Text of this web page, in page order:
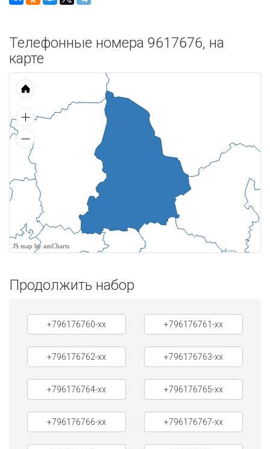
Телефонные номера 9617676, на
карте
JS map by amCharts
Продолжить набор
+796176760-xx +796176761-xx
+796176762-xx +796176763-xx
+796176764-xx +796176765-xx
+796176766-xx +796176767-xx